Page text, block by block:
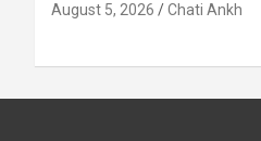
August 5, 2026 Chati Ankh